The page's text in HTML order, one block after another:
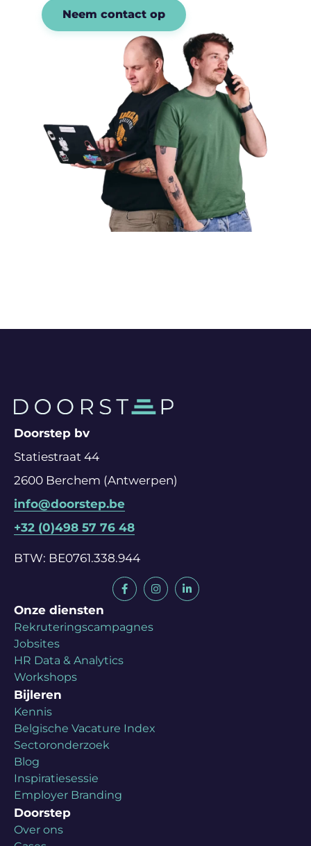
Neem contact op
Doorstep bv
Statiestraat 44
2600 Berchem (Antwerpen)
info@doorstep.be
+32 (0)498 57 76 48
BTW: BE0761.338.944
Onze diensten
Rekruteringscampagnes
Jobsites
HR Data & Analytics
Workshops
Bijleren
Kennis
Belgische Vacature Index
Sectoronderzoek
Blog
Inspiratiesessie
Employer Branding
Doorstep
Over ons